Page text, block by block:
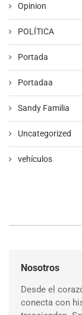
Opinion
POLÍTICA
Portada
Portadaa
Sandy Familia
Uncategorized
vehículos
Nosotros
Desde el
conecta con